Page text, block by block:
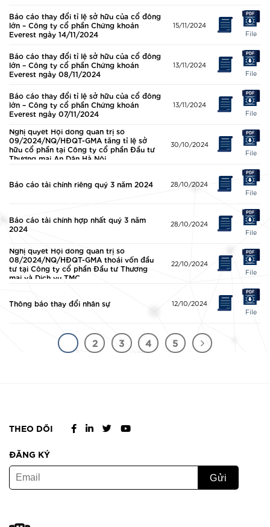
Báo cáo thay đổi tỉ lệ sở hữu của cổ đông
lớn – Công ty cổ phần Chứng khoán
Everest ngày 14/11/2024
15/11/2024
File
Báo cáo thay đổi tỉ lệ sở hữu của cổ đông
lớn – Công ty cổ phần Chứng khoán
Everest ngày 08/11/2024
13/11/2024
File
Báo cáo thay đổi tỉ lệ sở hữu của cổ đông
lớn – Công ty cổ phần Chứng khoán
Everest ngày 07/11/2024
13/11/2024
File
Nghị quyết Hội đồng quản trị số
09/2024/NQ/HĐQT-GMA tăng tỉ lệ sở
hữu cổ phần tại Công ty cổ phần Đầu tư
Thương mại An Dân Hà Nội
30/10/2024
File
Báo cáo tài chính riêng quý 3 năm 2024
28/10/2024
File
Báo cáo tài chính hợp nhất quý 3 năm
2024
28/10/2024
File
Nghị quyết Hội đồng quản trị số
08/2024/NQ/HĐQT-GMA thoái vốn đầu
tư tại Công ty cổ phần Đầu tư Thương
mại và Dịch vụ TMC
22/10/2024
File
Thông báo thay đổi nhân sự
12/10/2024
File
2 3 4 5
THEO DÕI
ĐĂNG KÝ